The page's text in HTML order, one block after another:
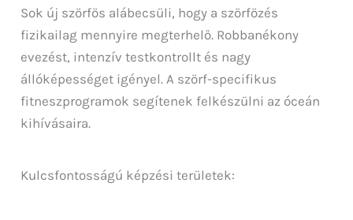
Sok új szörfös alábecsüli, hogy a szörfözés
fizikailag mennyire megterhelő. Robbanékony
evezést, intenzív testkontrollt és nagy
állóképességet igényel. A szörf-specifikus
fitneszprogramok segítenek felkészülni az óceán
kihívásaira.
Kulcsfontosságú képzési területek: